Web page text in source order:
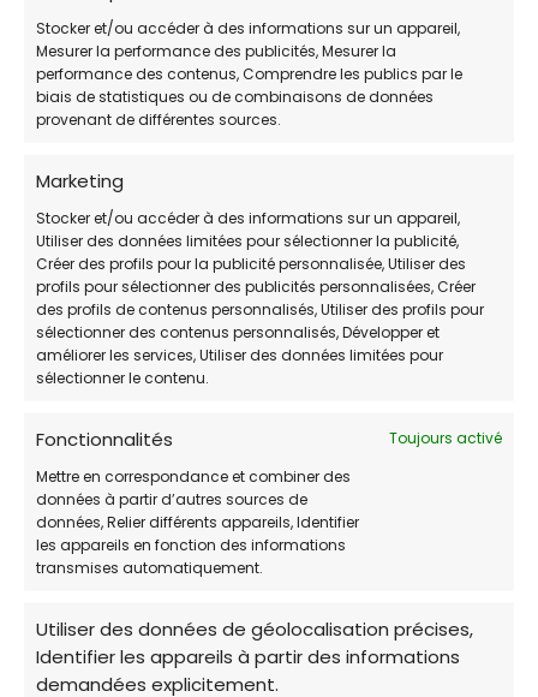
Stocker et/ou accéder à des informations sur un appareil,
Mesurer la performance des publicités, Mesurer la
performance des contenus, Comprendre les publics par le
biais de statistiques ou de combinaisons de données
provenant de différentes sources.
Marketing
Stocker et/ou accéder à des informations sur un appareil,
Utiliser des données limitées pour sélectionner la publicité,
Créer des profils pour la publicité personnalisée, Utiliser des
profils pour sélectionner des publicités personnalisées, Créer
des profils de contenus personnalisés, Utiliser des profils pour
sélectionner des contenus personnalisés, Développer et
améliorer les services, Utiliser des données limitées pour
sélectionner le contenu.
Fonctionnalités
Toujours activé
Mettre en correspondance et combiner des
données à partir d’autres sources de
données, Relier différents appareils, Identifier
les appareils en fonction des informations
transmises automatiquement.
Utiliser des données de géolocalisation précises,
Identifier les appareils à partir des informations
demandées explicitement.
Avis des clients
2.8 / 5 (plus de 5 votes)
JOUR
HORAIRES:
Lundi
Ouvert 24h/24
Mardi
Ouvert 24h/24
Mercredi
Ouvert 24h/24
Vendredi
Ouvert 24h/24
Samedi
Ouvert 24h/24
Dimanche
Ouvert 24h/24